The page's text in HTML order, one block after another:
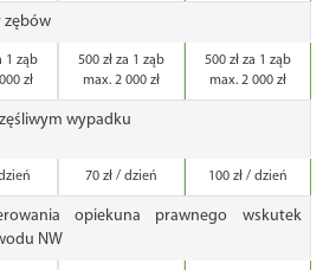
1 ząb
zł
500 zł za 1 ząb
max. 2 000 zł
500 zł za 1 ząb
max. 2 000 zł
wypadku
70 zł / dzień 100 zł / dzień
opiekuna prawnego wskutek
NW